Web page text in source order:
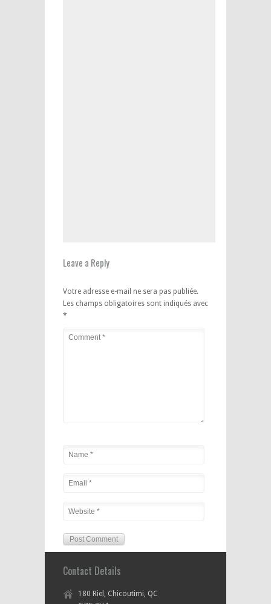
Leave a Reply
Votre adresse e-mail ne sera pas publiée.
Les champs obligatoires sont indiqués avec
*
Contact Details
180 Riel, Chicoutimi, QC